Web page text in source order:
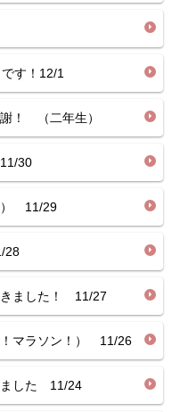
す！12/1
！ （二年生）
30
） 11/29
28
きました！ 11/27
！マラソン！） 11/26
ました 11/24